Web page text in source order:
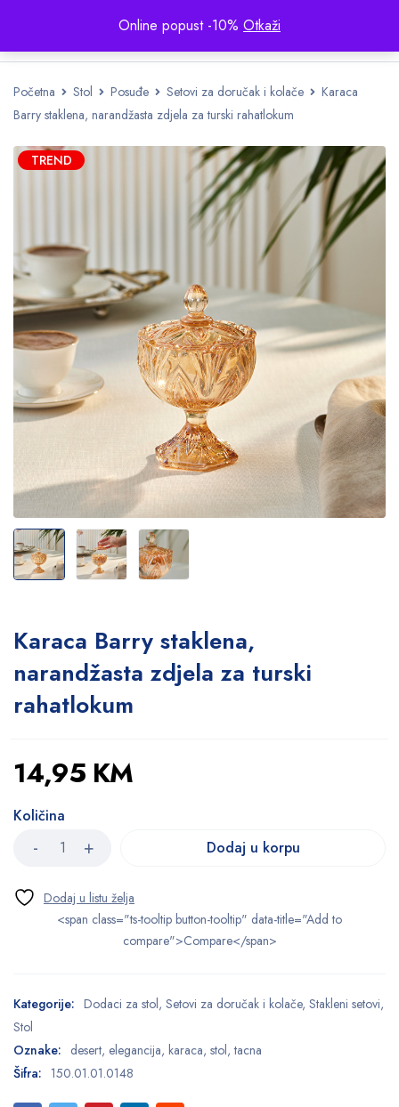
Online popust -10% Otkaži
Početna Stol Posuđe Setovi za doručak i kolače
Karaca
Barry staklena, narandžasta zdjela za turski rahatlokum
TREND
Karaca Barry staklena,
narandžasta zdjela za turski
rahatlokum
14,95 KM
Količina
Dodaj u korpu
<span class="ts-tooltip button-tooltip" data-title="Add to
compare">Compare</span>
Kategorije: Dodaci za stol, Setovi za doručak i kolače, Stakleni setovi,
Stol
Oznake: desert, elegancija, karaca, stol,tacna
Šifra: 150.01.01.0148